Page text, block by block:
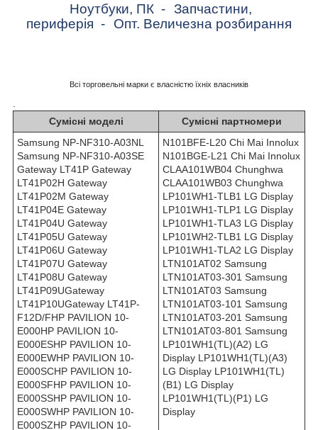
Ноутбуки, ПК - Запчастини,
периферія - Опт. Величезна розбирання
Всі торговельні марки є власністю їхніх власників
Сумісні моделі
Сумісні партномери
Samsung NP-NF310-A03NL
Samsung NP-NF310-A03SE
Gateway LT41P Gateway
LT41P02H Gateway
LT41P02M Gateway
LT41P04E Gateway
LT41P04U Gateway
LT41P05U Gateway
LT41P06U Gateway
LT41P07U Gateway
LT41P08U Gateway
LT41P09UGateway
LT41P10UGateway LT41P-
F12D/FHP PAVILION 10-
E000HP PAVILION 10-
E000ESHP PAVILION 10-
E000EWHP PAVILION 10-
E000SCHP PAVILION 10-
E000SFHP PAVILION 10-
E000SSHP PAVILION 10-
E000SWHP PAVILION 10-
E000SZHP PAVILION 10-
N101BFE-L20 Chi Mai Innolux
N101BGE-L21 Chi Mai Innolux
CLAA101WB04 Chunghwa
CLAA101WB03 Chunghwa
LP101WH1-TLB1 LG Display
LP101WH1-TLP1 LG Display
LP101WH1-TLA3 LG Display
LP101WH2-TLB1 LG Display
LP101WH1-TLA2 LG Display
LTN101AT02 Samsung
LTN101AT03-301 Samsung
LTN101AT03 Samsung
LTN101AT03-101 Samsung
LTN101AT03-201 Samsung
LTN101AT03-801 Samsung
LP101WH1(TL)(A2) LG
Display LP101WH1(TL)(A3)
LG Display LP101WH1(TL)
(B1) LG Display
LP101WH1(TL)(P1) LG
Display